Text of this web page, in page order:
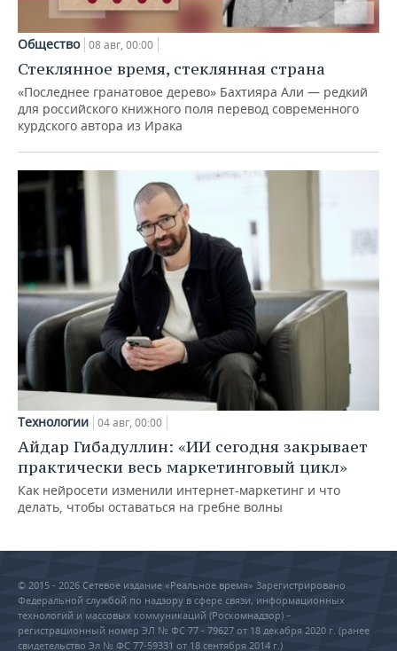
Общество 08 авг, 00:00
Стеклянное время, стеклянная страна
«Последнее гранатовое дерево» Бахтияра Али — редкий
для российского книжного поля перевод современного
курдского автора из Ирака
Технологии 04 авг, 00:00
Айдар Гибадуллин: «ИИ сегодня закрывает
практически весь маркетинговый цикл»
Как нейросети изменили интернет-маркетинг и что
делать, чтобы оставаться на гребне волны
© 2015 - 2026 Сетевое издание «Реальное время» Зарегистрировано
Федеральной службой по надзору в сфере связи, информационных
технологий и массовых коммуникаций (Роскомнадзор) –
регистрационный номер ЭЛ № ФС 77 - 79627 от 18 декабря 2020 г. (ранее
свидетельство Эл № ФС 77-59331 от 18 сентября 2014 г.)